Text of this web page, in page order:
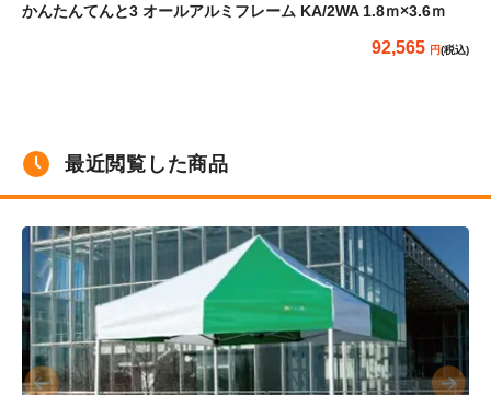
かんたんてんと3 オールアルミフレーム KA/2WA 1.8ｍ×3.6ｍ
92,565 (税込)
最近閲覧した商品